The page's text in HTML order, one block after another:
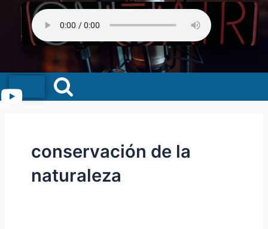
Menu
conservación de la
naturaleza